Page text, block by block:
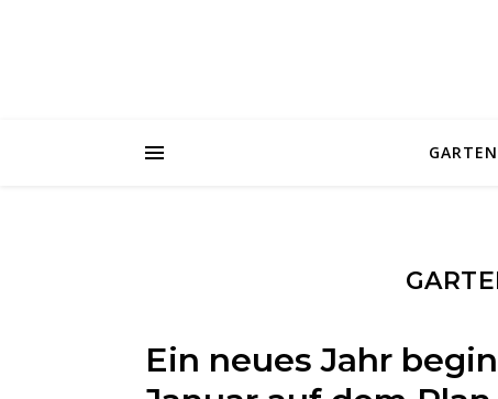
GARTEN
Ein neues Jahr